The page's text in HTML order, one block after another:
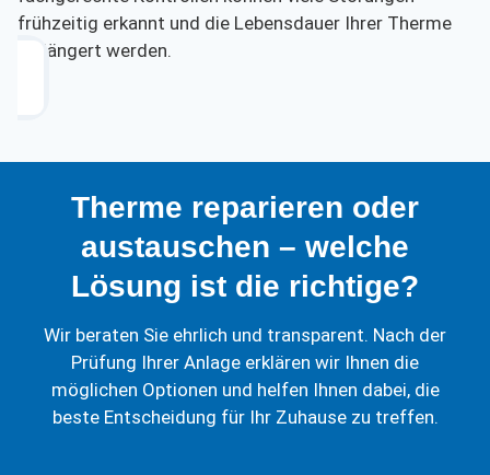
frühzeitig erkannt und die Lebensdauer Ihrer Therme
verlängert werden.
Therme reparieren oder
austauschen – welche
Lösung ist die richtige?
Wir beraten Sie ehrlich und transparent. Nach der
Prüfung Ihrer Anlage erklären wir Ihnen die
möglichen Optionen und helfen Ihnen dabei, die
beste Entscheidung für Ihr Zuhause zu treffen.